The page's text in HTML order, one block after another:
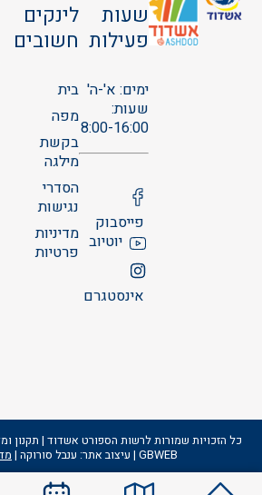
שעות
פעילות
ימים: א'-ה'
שעות:
8:00-16:00
פייסבוק
יוטיוב
אינסטגרם
לינקים
חשובים
בית
מפה
בקשת
מילגה
הסדרי
נגישות
מדיניות
פרטיות
כל הזכויות שמורות לרשות הספורט אשדוד | תקנון
GBWEB | עיצוב אתר: ענבל סורוקה |